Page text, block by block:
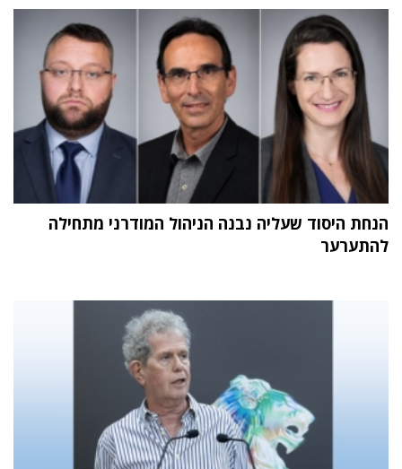
הנחת היסוד שעליה נבנה הניהול המודרני מתחילה
להתערער